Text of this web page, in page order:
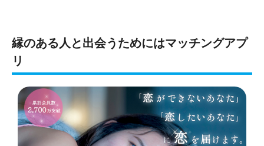
縁のある人と出会うためにはマッチングアプ
リ